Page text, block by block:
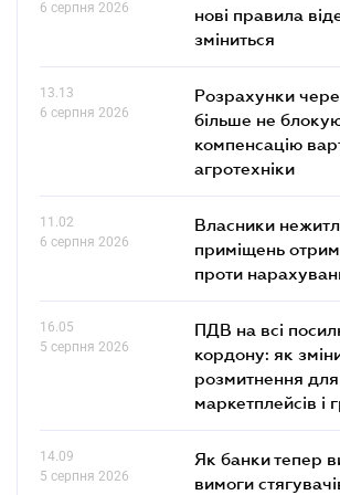
6 серпня 2026
нові правила
зміниться
13.13
6 серпня 2026
Розрахунки
більше не
компенсацію
агротехніки
11.02
6 серпня 2026
Власники
приміщень
проти
16.05
5 серпня 2026
ПДВ на всі
кордону: як
розмитнення для
маркетплейсів і
14.09
5 серпня 2026
Як банки тепер
вимоги